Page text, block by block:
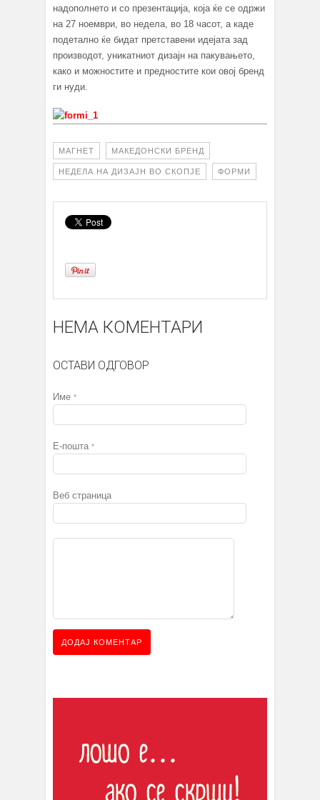
надополнето и со презентација, која ќе се одржи
на 27 ноември, во недела, во 18 часот, а каде
подетално ќе бидат претставени идејата зад
производот, уникатниот дизајн на пакувањето,
како и можностите и предностите кои овој бренд
ги нуди.
МАГНЕТ МАКЕДОНСКИ БРЕНД
НЕДЕЛА НА ДИЗАЈН ВО СКОПЈЕ ФОРМИ
НЕМА КОМЕНТАРИ
ОСТАВИ ОДГОВОР
Име *
Е-пошта *
Веб страница